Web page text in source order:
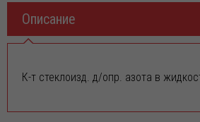
Описание
К-т стеклоизд. д/опр. азота в
Югреактив!
Уважаемые Партнёры! Дорогие
ЦИНКОВЫЕ АНОДЫ по
16.06.2026
15-16 сентября 2026 года в Москве